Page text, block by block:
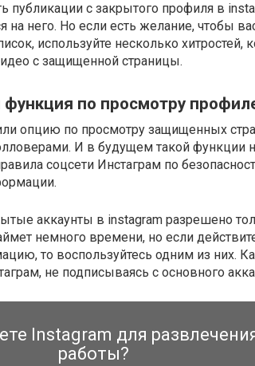
публикации с закрытого профиля в
на него. Но если есть желание, чтобы
используйте несколько хитростей,
с защищенной страницы.
функция по просмотру
опцию по просмотру защищенных
И в будущем такой функции
соцсети Инстаграм по
аккаунты в instagram разрешено
немного времени, но если
то воспользуйтесь одним из них.
не подписываясь с основного
Instagram для
работы?